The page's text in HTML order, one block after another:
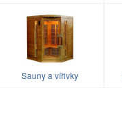
Sauny a vířivky